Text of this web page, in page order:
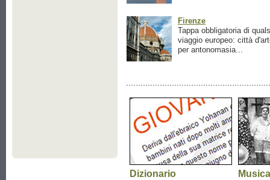
Firenze
Tappa obbligatoria di
viaggio europeo: città
per antonomasia...
Dizionario
Musica